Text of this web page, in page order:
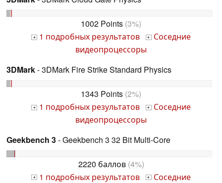
1002 Points (3%)
+ 1 подробных результатов + Соседние
видеопроцессоры
3DMark- 3DMark Fire Strike Standard Physics
1343 Points (2%)
+ 1 подробных результатов + Соседние
видеопроцессоры
Geekbench 3- Geekbench 3 32 Bit Multi-Core
2220 баллов(4%)
+ 1 подробных результатов + Соседние